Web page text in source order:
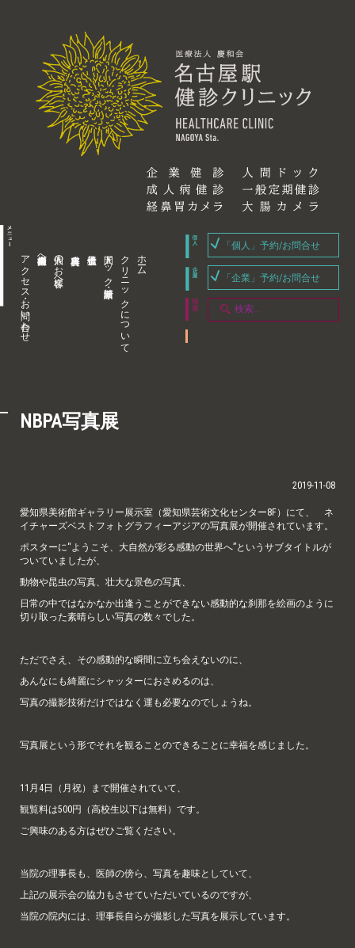
アクセス・お問い合わせ 企業内担当者様へ 個人のお客様へ 人間ドック・健康診断 クリニックについて ホーム
「個人」予約/お問合せ
「企業」予約/お問合せ
NBPA写真展
2019-11-08
愛知県美術館ギャラリー展示室（愛知県芸術文化センター8F）にて、 ネ
イチャーズベストフォトグラフィーアジアの写真展が開催されています。
ポスターに“ようこそ、大自然が彩る感動の世界へ”というサブタイトルが
ついていましたが、
動物や昆虫の写真、壮大な景色の写真、
日常の中ではなかなか出逢うことができない感動的な刹那を絵画のように
切り取った素晴らしい写真の数々でした。
ただでさえ、その感動的な瞬間に立ち会えないのに、
あんなにも綺麗にシャッターにおさめるのは、
写真の撮影技術だけではなく運も必要なのでしょうね。
写真展という形でそれを観ることのできることに幸福を感じました。
11月4日（月祝）まで開催されていて、
観覧料は500円（高校生以下は無料）です。
ご興味のある方はぜひご覧ください。
当院の理事長も、医師の傍ら、写真を趣味としていて、
上記の展示会の協力もさせていただいているのですが、
当院の院内には、理事長自らが撮影した写真を展示しています。